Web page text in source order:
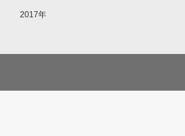
2017年